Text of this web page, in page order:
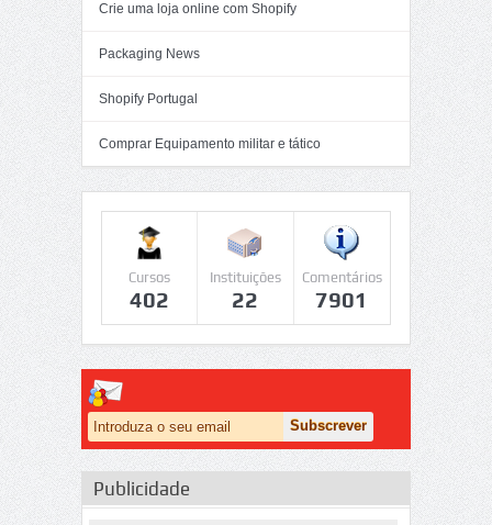
Crie uma loja online com Shopify
Packaging News
Shopify Portugal
Comprar Equipamento militar e tático
Cursos
402
Instituições
22
Comentários
7901
Publicidade